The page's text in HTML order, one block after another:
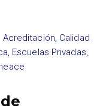
Acreditación, Calidad
, Escuelas Privadas,